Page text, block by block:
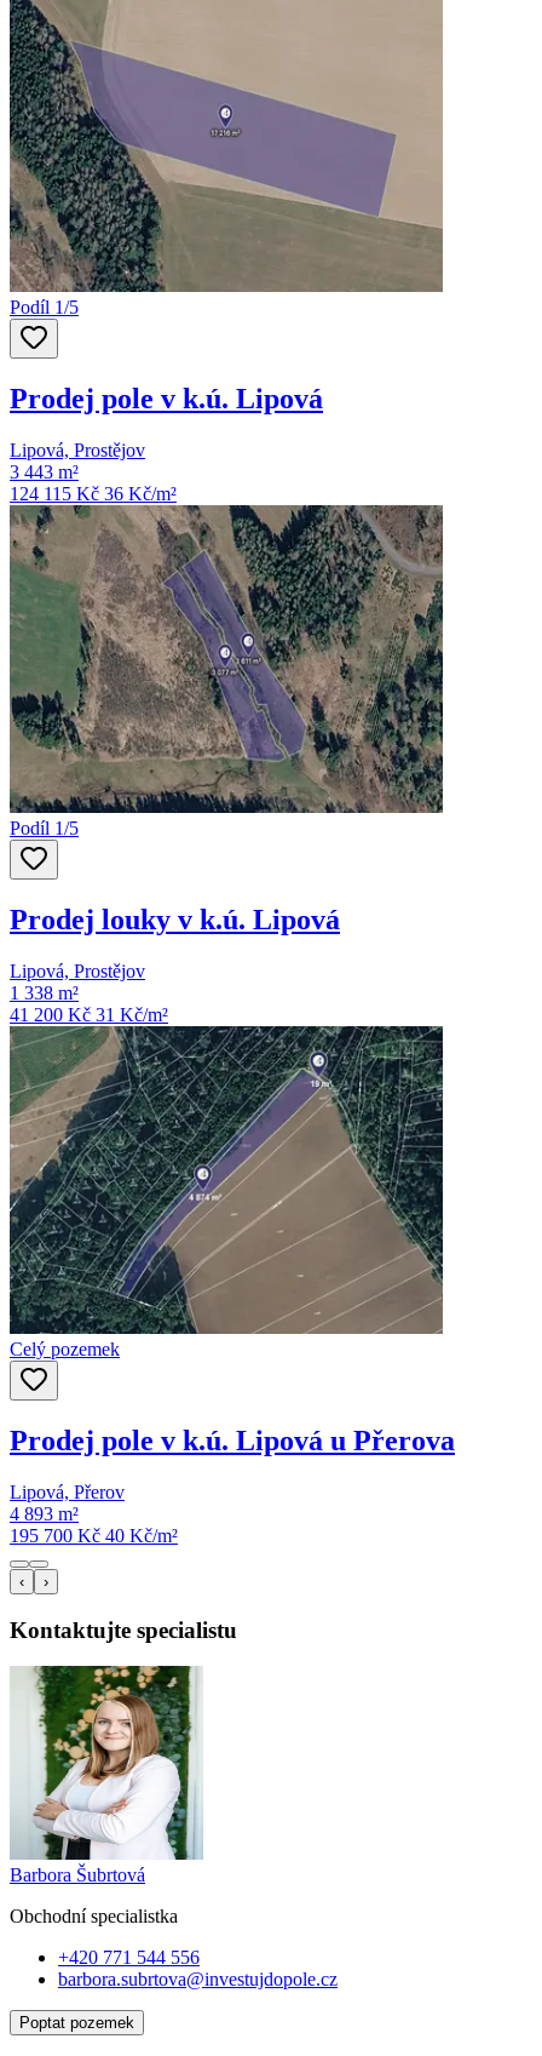
Podíl 1/5
Prodej pole v k.ú. Lipová
Lipová, Prostějov
3 443 m²
124 115 Kč 36 Kč/m²
Podíl 1/5
Prodej louky v k.ú. Lipová
Lipová, Prostějov
1 338 m²
41 200 Kč 31 Kč/m²
Celý pozemek
Prodej pole v k.ú. Lipová u Přerova
Lipová, Přerov
4 893 m²
195 700 Kč 40 Kč/m²
‹ ›
Kontaktujte specialistu
Barbora Šubrtová
Obchodní specialistka
+420 771 544 556
barbora.subrtova@investujdopole.cz
Poptat pozemek